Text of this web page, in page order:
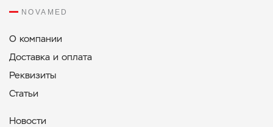
NOVAMED
О компании
Доставка и оплата
Реквизиты
Статьи
Новости